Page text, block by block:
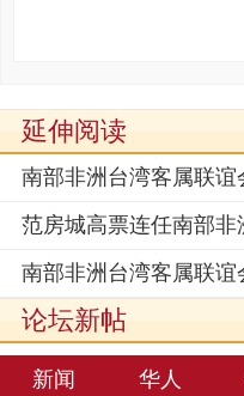
延伸阅读
南部非洲台湾客属联
欢大会
范房城高票连任南部
南部非洲台湾客属联
论坛新帖
新闻 华人